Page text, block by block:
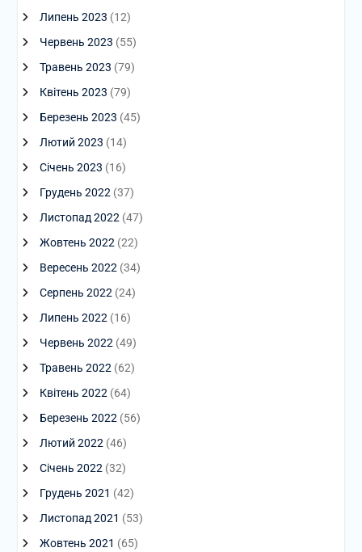
Липень 2023 (12)
Червень 2023 (55)
Травень 2023 (79)
Квітень 2023 (79)
Березень 2023 (45)
Лютий 2023 (14)
Січень 2023 (16)
Грудень 2022 (37)
Листопад 2022 (47)
Жовтень 2022 (22)
Вересень 2022 (34)
Серпень 2022 (24)
Липень 2022 (16)
Червень 2022 (49)
Травень 2022 (62)
Квітень 2022 (64)
Березень 2022 (56)
Лютий 2022 (46)
Січень 2022 (32)
Грудень 2021 (42)
Листопад 2021 (53)
Жовтень 2021 (65)